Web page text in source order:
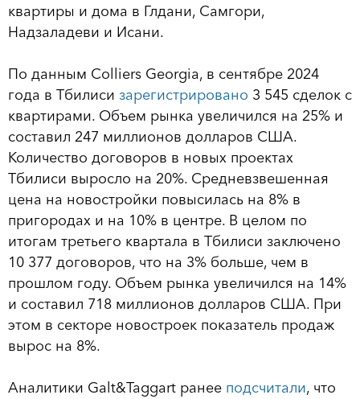
квартиры и дома в Глдани, Самгори,
Надзаладеви и Исани.
По данным Colliers Georgia, в сентябре 2024
года в Тбилиси зарегистрировано 3 545 сделок с
квартирами. Объем рынка увеличился на 25% и
составил 247 миллионов долларов США.
Количество договоров в новых проектах
Тбилиси выросло на 20%. Средневзвешенная
цена на новостройки повысилась на 8% в
пригородах и на 10% в центре. В целом по
итогам третьего квартала в Тбилиси заключено
10 377 договоров, что на 3% больше, чем в
прошлом году. Объем рынка увеличился на 14%
и составил 718 миллионов долларов США. При
этом в секторе новостроек показатель продаж
вырос на 8%.
Аналитики Galt&Taggart ранее подсчитали, что